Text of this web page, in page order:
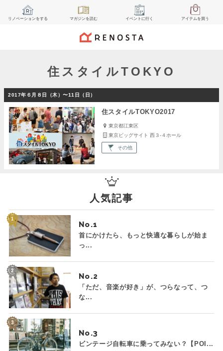
リノベーションをする マガジンを読む イベント に行く アイテムを買う
住スタイルTOKYO
2017年６月８日（木）〜11日（日）
住スタイルTOKYO2017
東京都江東区
東京ビッグサイト 西３-４ホール
その他
人気記事
No.
首にかけたら、もっと快適な暮らしが始ま
っ...
No.
「ただ、音楽が好き」が、つらなって、つ
な...
No.
ビンテージ自転車に乗ってみない？【POI...